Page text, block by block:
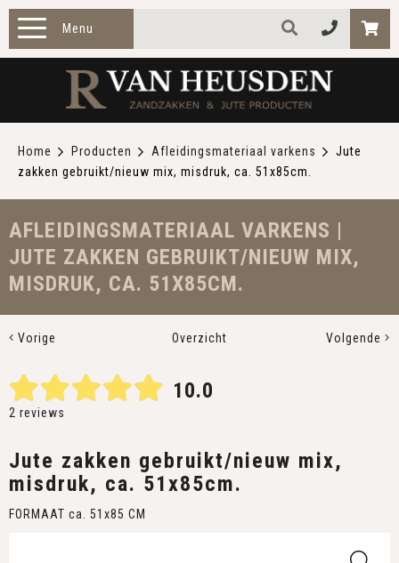
Menu
ZAKELIJK
TOEPASSINGEN
OVER ONS
Home Producten Afleidingsmateriaal varkens
Jute
zakken gebruikt/nieuw mix, misdruk, ca. 51x85cm.
AFLEIDINGSMATERIAAL VARKENS |
JUTE ZAKKEN GEBRUIKT/NIEUW MIX,
MISDRUK, CA. 51X85CM.
Vorige Overzicht Volgende
10.0
2 reviews
Jute zakken gebruikt/nieuw mix,
misdruk, ca. 51x85cm.
FORMAAT ca. 51x85 CM